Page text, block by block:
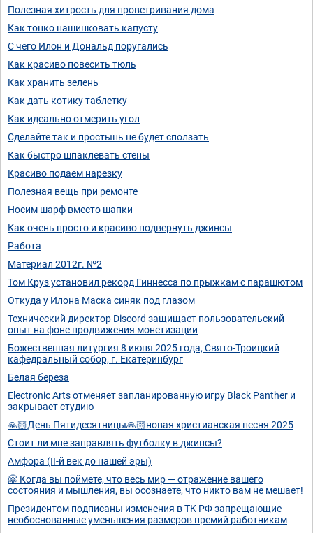
Полезная хитрость для проветривания дома
Как тонко нашинковать капусту
С чего Илон и Дональд поругались
Как красиво повесить тюль
Как хранить зелень
Как дать котику таблетку
Как идеально отмерить угол
Сделайте так и простынь не будет сползать
Как быстро шпаклевать стены
Красиво подаем нарезку
Полезная вещь при ремонте
Носим шарф вместо шапки
Как очень просто и красиво подвернуть джинсы
Работа
Материал 2012г. №2
Том Круз установил рекорд Гиннесса по прыжкам с парашютом
Откуда у Илона Маска синяк под глазом
Технический директор Discord защищает пользовательский
опыт на фоне продвижения монетизации
Божественная литургия 8 июня 2025 года, Свято-Троицкий
кафедральный собор, г. Екатеринбург
Белая береза
Electronic Arts отменяет запланированную игру Black Panther и
закрывает студию
🙏🏻День Пятидесятницы🙏🏻новая христианская песня 2025
Стоит ли мне заправлять футболку в джинсы?
Амфора (II-й век до нашей эры)
🤗 Когда вы поймете, что весь мир — отражение вашего
состояния и мышления, вы осознаете, что никто вам не мешает!
Президентом подписаны изменения в ТК РФ запрещающие
необоснованные уменьшения размеров премий работникам